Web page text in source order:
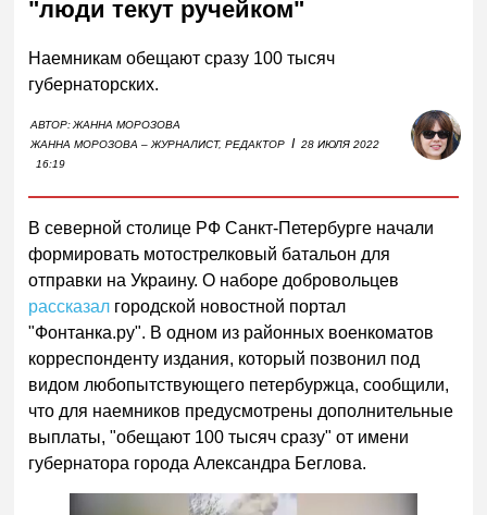
"люди текут ручейком"
Наемникам обещают сразу 100 тысяч
губернаторских.
АВТОР:ЖАННА МОРОЗОВА
ЖАННА МОРОЗОВА – ЖУРНАЛИСТ, РЕДАКТОР I 28 ИЮЛЯ 2022
16:19
В северной столице РФ Санкт-Петербурге начали
формировать мотострелковый батальон для
отправки на Украину. О наборе добровольцев
рассказал городской новостной портал
"Фонтанка.ру". В одном из районных военкоматов
корреспонденту издания, который позвонил под
видом любопытствующего петербуржца, сообщили,
что для наемников предусмотрены дополнительные
выплаты, "обещают 100 тысяч сразу" от имени
губернатора города Александра Беглова.